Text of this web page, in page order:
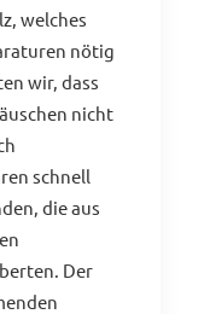
welches
nötig
wir, dass
nicht
schnell
die aus
Der